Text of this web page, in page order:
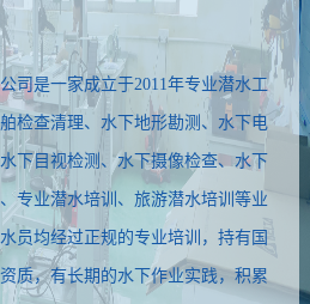
司是一家成立于2011年专业潜水工
检查清理、水下地形勘测、水下电
下目视检测、水下摄像检查、水下
专业潜水培训、旅游潜水培训等业
员均经过正规的专业培训，持有国
质，有长期的水下作业实践，积累